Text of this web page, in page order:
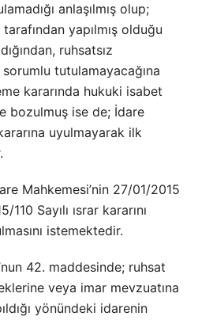
anlaşılmış olup;
tarafından yapılmış olduğu
ruhsatsız
sorumlu tutulamayacağına
kararında hukuki isabet
bozulmuş ise de; İdare
uyulmayarak ilk
Mahkemesi’nin 27/01/2015
Sayılı ısrar kararını
istemektedir.
42. maddesinde; ruhsat
veya imar mevzuatına
yönündeki idarenin